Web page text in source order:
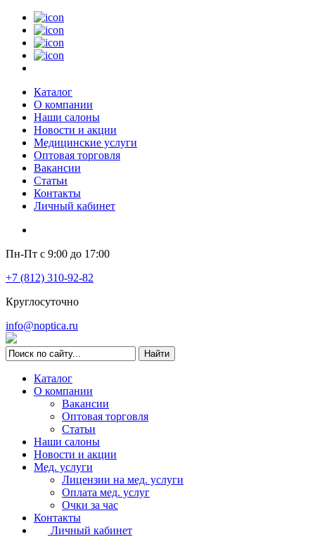
Каталог
О компании
Наши салоны
Новости и акции
Медицинские услуги
Оптовая торговля
Вакансии
Статьи
Контакты
Личный кабинет
Пн-Пт с 9:00 до 17:00
+7 (812) 310-92-82
Круглосуточно
info@noptica.ru
Каталог
О компании
Вакансии
Оптовая торговля
Статьи
Наши салоны
Новости и акции
Мед. услуги
Лицензии на мед. услуги
Оплата мед. услуг
Очки за час
Контакты
Личный кабинет